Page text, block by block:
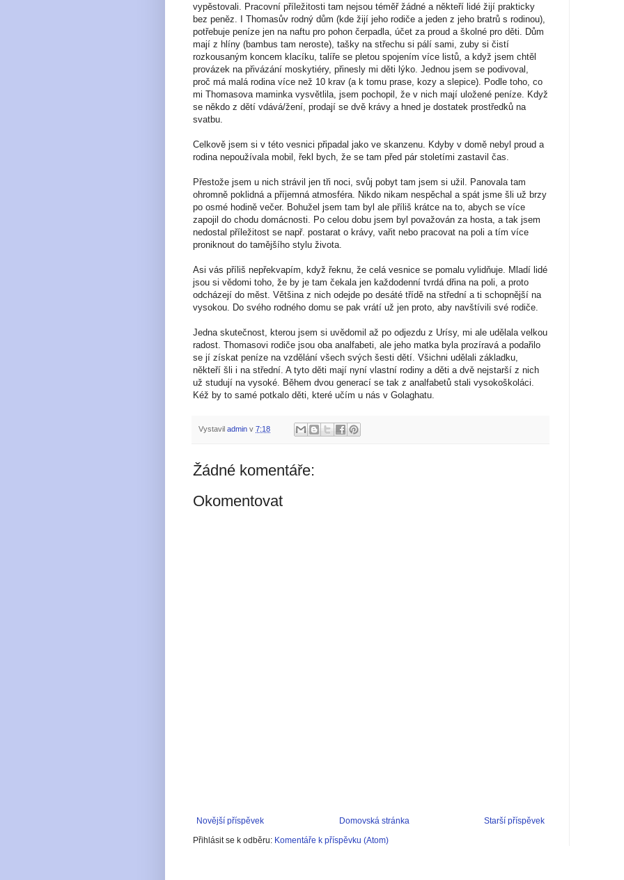
vypěstovali. Pracovní příležitosti tam nejsou téměř žádné a někteří lidé žijí prakticky
bez peněz. I Thomasův rodný dům (kde žijí jeho rodiče a jeden z jeho bratrů s rodinou),
potřebuje peníze jen na naftu pro pohon čerpadla, účet za proud a školné pro děti. Dům
mají z hlíny (bambus tam neroste), tašky na střechu si pálí sami, zuby si čistí
rozkousaným koncem klacíku, talíře se pletou spojením více listů, a když jsem chtěl
provázek na přivázání moskytiéry, přinesly mi děti lýko. Jednou jsem se podivoval,
proč má malá rodina více než 10 krav (a k tomu prase, kozy a slepice). Podle toho, co
mi Thomasova maminka vysvětlila, jsem pochopil, že v nich mají uložené peníze. Když
se někdo z dětí vdává/žení, prodají se dvě krávy a hned je dostatek prostředků na
svatbu.
Celkově jsem si v této vesnici připadal jako ve skanzenu. Kdyby v domě nebyl proud a
rodina nepoužívala mobil, řekl bych, že se tam před pár stoletími zastavil čas.
Přestože jsem u nich strávil jen tři noci, svůj pobyt tam jsem si užil. Panovala tam
ohromně poklidná a příjemná atmosféra. Nikdo nikam nespěchal a spát jsme šli už brzy
po osmé hodině večer. Bohužel jsem tam byl ale příliš krátce na to, abych se více
zapojil do chodu domácnosti. Po celou dobu jsem byl považován za hosta, a tak jsem
nedostal příležitost se např. postarat o krávy, vařit nebo pracovat na poli a tím více
proniknout do tamějšího stylu života.
Asi vás příliš nepřekvapím, když řeknu, že celá vesnice se pomalu vylidňuje. Mladí lidé
jsou si vědomi toho, že by je tam čekala jen každodenní tvrdá dřina na poli, a proto
odcházejí do měst. Většina z nich odejde po desáté třídě na střední a ti schopnější na
vysokou. Do svého rodného domu se pak vrátí už jen proto, aby navštívili své rodiče.
Jedna skutečnost, kterou jsem si uvědomil až po odjezdu z Urísy, mi ale udělala velkou
radost. Thomasovi rodiče jsou oba analfabeti, ale jeho matka byla prozíravá a podařilo
se jí získat peníze na vzdělání všech svých šesti dětí. Všichni udělali základku,
někteří šli i na střední. A tyto děti mají nyní vlastní rodiny a děti a dvě nejstarší z nich
už studují na vysoké. Během dvou generací se tak z analfabetů stali vysokoškoláci.
Kéž by to samé potkalo děti, které učím u nás v Golaghatu.
Vystavil admin v 7:18
Žádné komentáře:
Okomentovat
Novější příspěvek Starší příspěvek
Domovská stránka
Přihlásit se k odběru: Komentáře k příspěvku (Atom)